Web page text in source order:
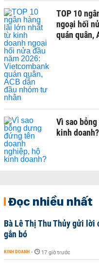
TOP 10
ngoại hối
quán quân,
Vì sao
kinh doanh?
Đọc nhiều nhất
Bà Lê Thị Thu Thủy gửi lời
gắn bó
KINH DOANH - 17 giờ trước